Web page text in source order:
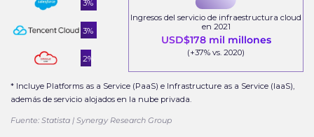
Ingresos del servicio de infraestructura cloud
en 2021
USD$178 mil millones
(+37% vs. 2020)
3%
3%
2%
* Incluye Platforms as a Service (PaaS) e Infrastructure as a Service (IaaS),
además de servicio alojados en la nube privada.
Fuente: Statista | Synergy Research Group